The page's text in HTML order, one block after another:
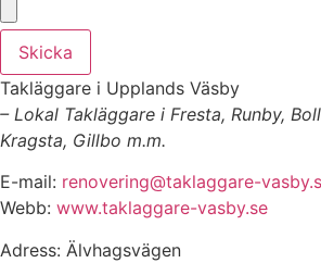
Skicka
Takläggare i Upplands Väsby
– Lokal Takläggare i Fresta, Runby,
Kragsta, Gillbo m.m.
E-mail: renovering@taklaggare-
Webb: www.taklaggare-vasby.se
Adress: Älvhagsvägen